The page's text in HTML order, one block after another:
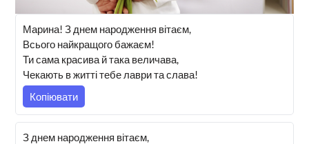
Марина! З днем народження вітаєм,
Всього найкращого бажаєм!
Ти сама красива й така величава,
Чекають в житті тебе лаври та слава!
Копіювати
З днем народження вітаєм,